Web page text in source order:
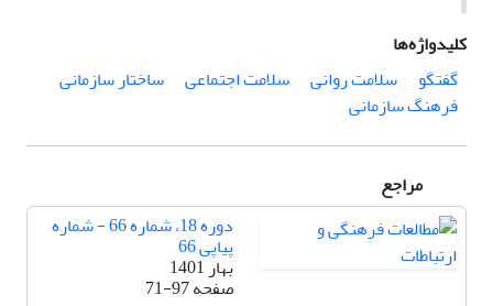
کلیدواژه‌ها
گفتگو
سلامت روانی سلامت اجتماعی
ساختار سازمانی
فرهنگ سازمانی
مراجع
دوره 18، شماره 66 - شماره
پیاپی 66
بهار 1401
صفحه71-97